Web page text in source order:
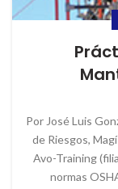
Por José Luis
de Riesgos,
Avo-Training
normas